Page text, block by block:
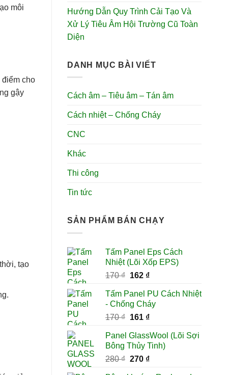
môi
điểm cho
gậy
tạo
Hướng Dẫn Quy Trình Cải Tạo Và
Xử Lý Tiêu Âm Hội Trường Cũ Toàn
Diện
DANH MỤC BÀI VIẾT
Cách âm – Tiêu âm – Tán âm
Cách nhiệt – Chống Cháy
CNC
Khác
Thi công
Tin tức
SẢN PHẨM BÁN CHẠY
Tấm Panel Eps Cách
Nhiệt (Lõi Xốp EPS)
170₫ Giá
là:
170 ₫.
162 ₫Giá
tại
là:
162 ₫.
Tấm Panel PU Cách Nhiệt
- Chống Cháy
170₫ Giá
là:
170 ₫.
161 ₫Giá
tại
là:
161 ₫.
Panel GlassWool (Lõi Sợi
Bông Thủy Tinh)
280₫ Giá
270 ₫Giá